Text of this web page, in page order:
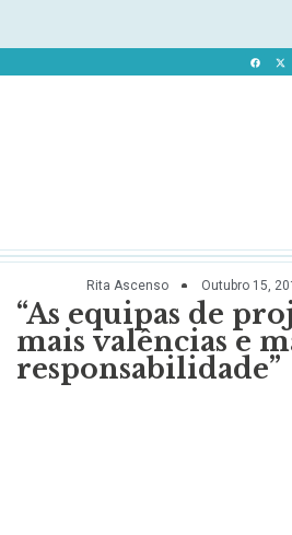
Rita Ascenso Outubro 15,
“As equipas de
mais valências e
responsabilidade”